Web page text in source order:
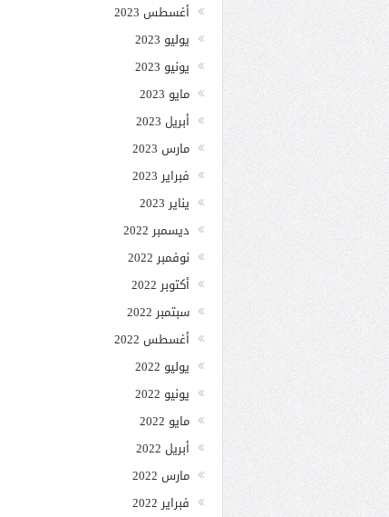
أغسطس 2023
يوليو 2023
يونيو 2023
مايو 2023
أبريل 2023
مارس 2023
فبراير 2023
يناير 2023
ديسمبر 2022
نوفمبر 2022
أكتوبر 2022
سبتمبر 2022
أغسطس 2022
يوليو 2022
يونيو 2022
مايو 2022
أبريل 2022
مارس 2022
فبراير 2022